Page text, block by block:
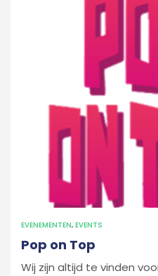
EVENEMENTEN, EVENTS
Pop on Top
Wij zijn altijd te vinden